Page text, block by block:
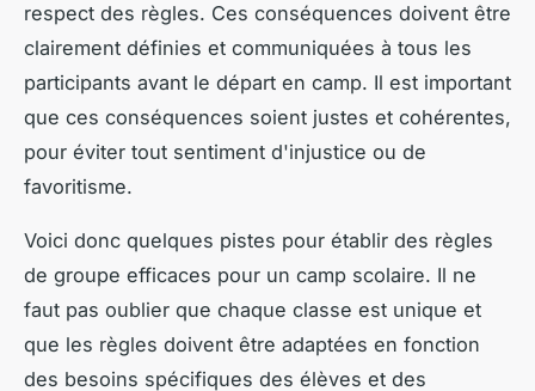
respect des règles. Ces conséquences doivent être
clairement définies et communiquées à tous les
participants avant le départ en camp. Il est important
que ces conséquences soient justes et cohérentes,
pour éviter tout sentiment d'injustice ou de
favoritisme.
Voici donc quelques pistes pour établir des règles
de groupe efficaces pour un camp scolaire. Il ne
faut pas oublier que chaque classe est unique et
que les règles doivent être adaptées en fonction
des besoins spécifiques des élèves et des